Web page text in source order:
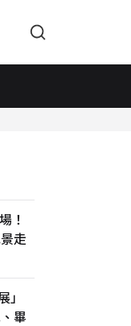
！
走
」
畢